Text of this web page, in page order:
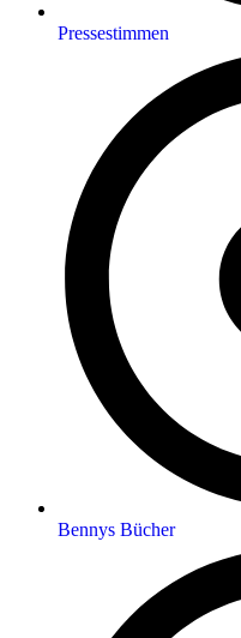
Pressestimmen
Bennys Bücher